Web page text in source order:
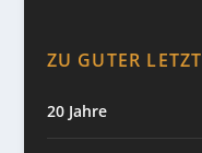
ZU GUTER LETZT
20 Jahre